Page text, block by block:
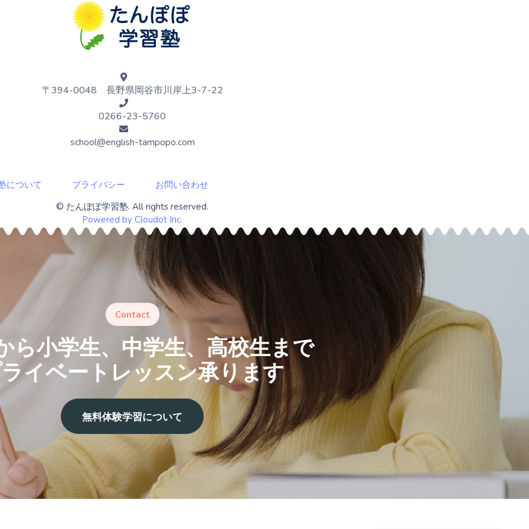
〒394-0048 長野県岡谷市川岸上3-7-22
0266-23-5760
school@english-tampopo.com
について プライバシー
お問い合わせ
© たんぽぽ学習塾. All rights reserved.
Powered by Cloudot Inc.
Contact
ら小学生、中学生、 高校生まで
イベートレッスン承ります
無料体験学習について